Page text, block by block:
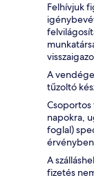
Felhívjuk
A
tűzoltó
Csoportos
napokra,
foglal)
A
fizetés